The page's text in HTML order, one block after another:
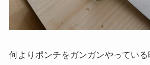
何よりポンチをガンガンやってい